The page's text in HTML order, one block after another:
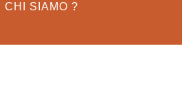
CHI SIAMO ?